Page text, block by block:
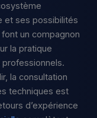
et ses possibilités
un compagnon
la pratique
la consultation
techniques est
d’expérience